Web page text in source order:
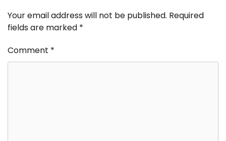
Your email address will not be published. Required
fields are marked *
Comment *